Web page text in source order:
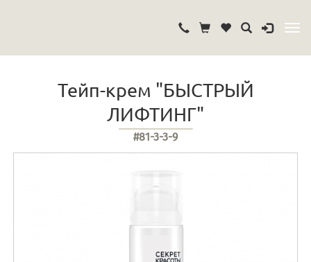
Тейп-крем "БЫСТРЫЙ
ЛИФТИНГ"
#81-3-3-9